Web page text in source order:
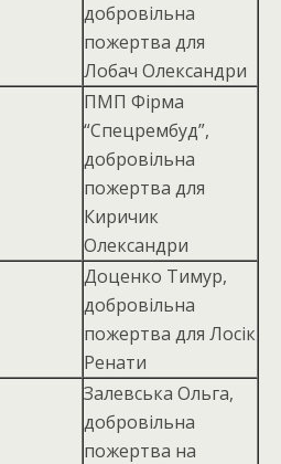
добровільна
пожертва для
Лобач Олександри
ПМП Фірма
“Спецрембуд”,
добровільна
пожертва для
Киричик
Олександри
Доценко Тимур,
добровільна
пожертва для Лосік
Ренати
Залевська Ольга,
добровільна
пожертва на